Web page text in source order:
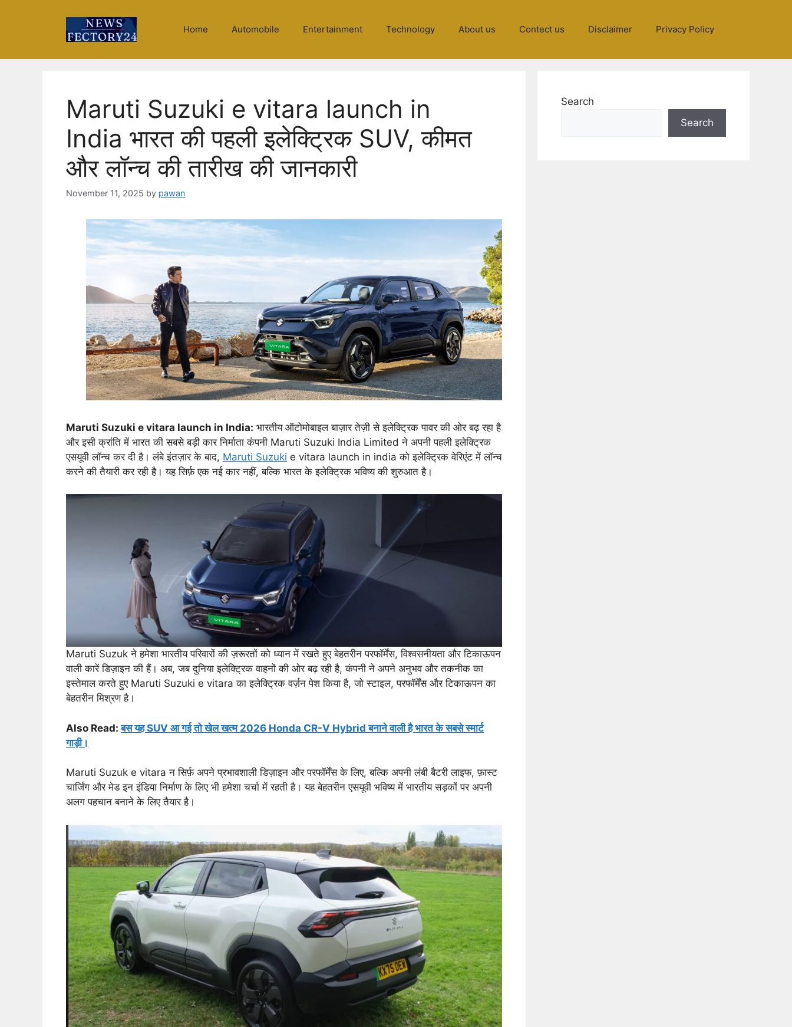
Home Automobile Entertainment Technology About us Contect us Disclaimer Privacy Policy
Maruti Suzuki e vitara launch in
India भारत की पहली इलेक्ट्रिक SUV, कीमत
और लॉन्च की तारीख की जानकारी
November 11, 2025 by pawan
Maruti Suzuki e vitara launch in India: भारतीय ऑटोमोबाइल बाज़ार तेज़ी से इलेक्ट्रिक पावर की ओर बढ़ रहा है
और इसी क्रांति में भारत की सबसे बड़ी कार निर्माता कंपनी Maruti Suzuki India Limited ने अपनी पहली इलेक्ट्रिक
एसयूवी लॉन्च कर दी है। लंबे इंतज़ार के बाद, Maruti Suzuki e vitara launch in india को इलेक्ट्रिक वेरिएंट में लॉन्च
करने की तैयारी कर रही है। यह सिर्फ़ एक नई कार नहीं, बल्कि भारत के इलेक्ट्रिक भविष्य की शुरुआत है।
Maruti Suzuk ने हमेशा भारतीय परिवारों की ज़रूरतों को ध्यान में रखते हुए बेहतरीन परफॉर्मेंस, विश्वसनीयता और टिकाऊपन
वाली कारें डिज़ाइन की हैं। अब, जब दुनिया इलेक्ट्रिक वाहनों की ओर बढ़ रही है, कंपनी ने अपने अनुभव और तकनीक का
इस्तेमाल करते हुए Maruti Suzuki e vitara का इलेक्ट्रिक वर्ज़न पेश किया है, जो स्टाइल, परफॉर्मेंस और टिकाऊपन का
बेहतरीन मिश्रण है।
Also Read:बस यह SUV आ गई तो खेल खत्म 2026 Honda CR-V Hybrid बनाने वाली है भारत के सबसे स्मार्ट
गाड़ी।
Maruti Suzuk e vitara न सिर्फ़ अपने प्रभावशाली डिज़ाइन और परफॉर्मेंस के लिए, बल्कि अपनी लंबी बैटरी लाइफ, फ़ास्ट
चार्जिंग और मेड इन इंडिया निर्माण के लिए भी हमेशा चर्चा में रहती है। यह बेहतरीन एसयूवी भविष्य में भारतीय सड़कों पर अपनी
अलग पहचान बनाने के लिए तैयार है।
Search
Search